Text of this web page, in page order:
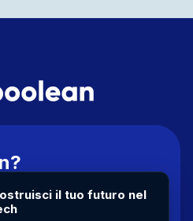
Academy online
intensivi per
il tuo futuro nel